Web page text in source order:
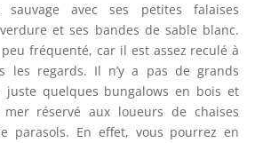
avec ses petites falaises
et ses bandes de sable blanc.
peu fréquenté, car il est assez reculé à
les regards. Il n’y a pas de grands
juste quelques bungalows en bois et
réservé aux loueurs de chaises
parasols. En effet, vous pourrez en